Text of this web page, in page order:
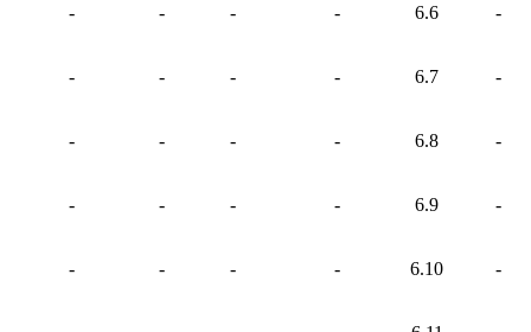
- - - - 6.6 -
- - - - 6.7 -
- - - - 6.8 -
- - - - 6.9 -
- - - - 6.10 -